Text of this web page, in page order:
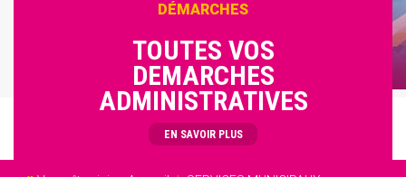
DÉMARCHES
TOUTES VOS
DEMARCHES
ADMINISTRATIVES
EN SAVOIR PLUS